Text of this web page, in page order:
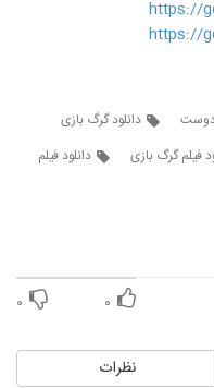
https://
https://
دوست
دانلود گرگ بازی
فیلم گرگ بازی دانلود فیلم
۰ ۰
نظرات